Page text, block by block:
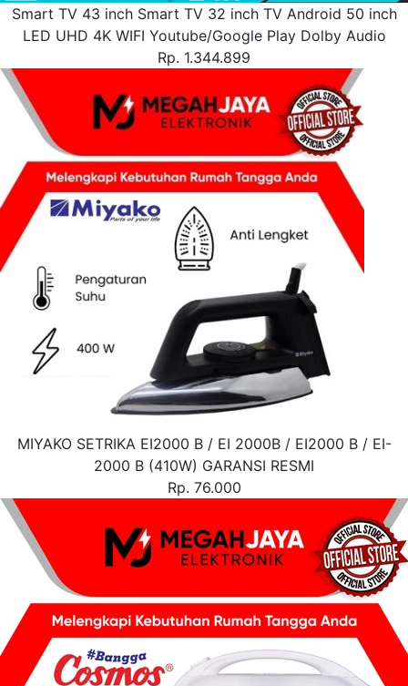
Smart TV 43 inch Smart TV 32 inch TV Android 50 inch
LED UHD 4K WIFI Youtube/Google Play Dolby Audio
Rp. 1.344.899
MIYAKO SETRIKA EI2000 B / EI 2000B / EI2000 B / EI-
2000 B (410W) GARANSI RESMI
Rp. 76.000